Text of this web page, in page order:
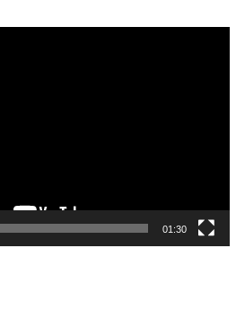
01:30